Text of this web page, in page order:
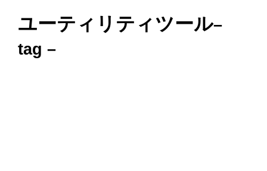
ユーティリティツール–
tag –